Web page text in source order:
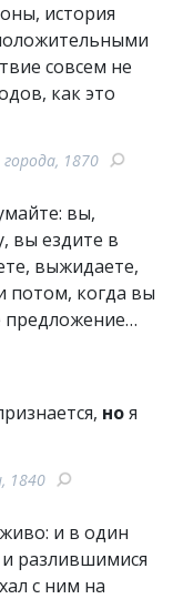
история
совсем не
как это
1870
вы,
вы ездите в
выжидаете,
потом, когда вы
предложение…
ноя
1840
и в один
разлившимися
с ним на